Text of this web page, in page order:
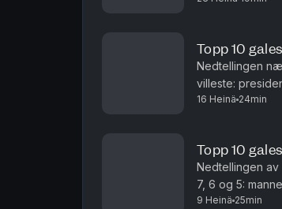
Topp 10
Nedtellingen
villeste:
«intellektuell»,
16 Heinä 24min
Topp 10
Nedtellingen
7, 6 og 5:
solen og døpte
9 Heinä 25min